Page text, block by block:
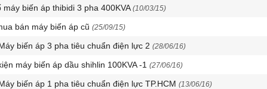
máy biến áp thibidi 3 pha 400KVA (10/03/15)
bán máy biến áp cũ (25/09/15)
biến áp 3 pha tiêu chuẩn điện lực 2 (28/06/16)
máy biến áp dầu shihlin 100KVA -1 (27/06/16)
biến áp 1 pha tiêu chuẩn điện lực TP.HCM (13/06/16)